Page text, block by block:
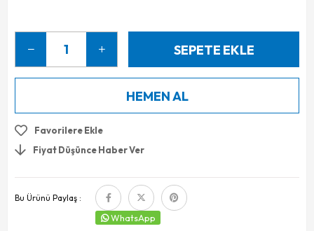
Favorilere Ekle
Fiyat Düşünce Haber Ver
Bu Ürünü Paylaş :
WhatsApp